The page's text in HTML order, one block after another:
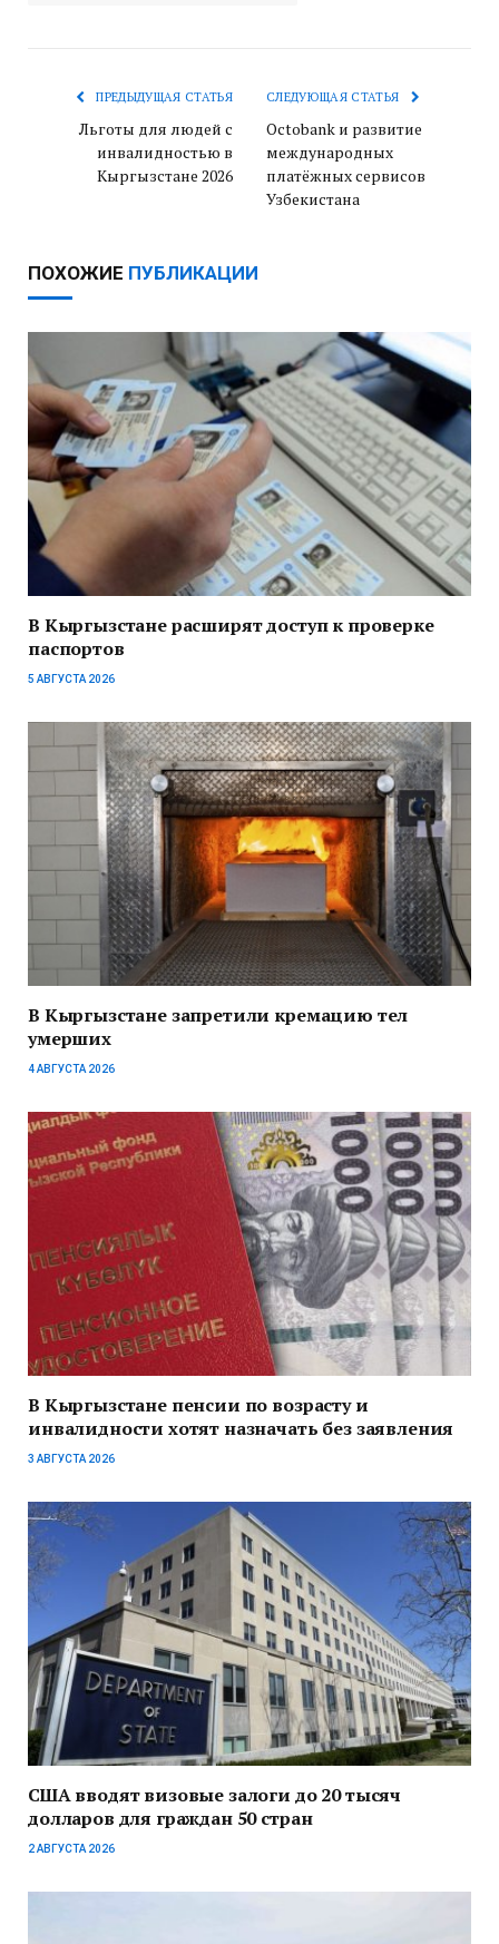
ПРЕДЫДУЩАЯ СТАТЬЯ
Льготы для людей с
инвалидностью в
Кыргызстане 2026
СЛЕДУЮЩАЯ СТАТЬЯ
Octobank и развитие
международных
платёжных сервисов
Узбекистана
ПОХОЖИЕ ПУБЛИКАЦИИ
В Кыргызстане расширят доступ к проверке
паспортов
5 АВГУСТА 2026
В Кыргызстане запретили кремацию тел
умерших
4 АВГУСТА 2026
В Кыргызстане пенсии по возрасту и
инвалидности хотят назначать без заявления
3 АВГУСТА 2026
США вводят визовые залоги до 20 тысяч
долларов для граждан 50 стран
2 АВГУСТА 2026